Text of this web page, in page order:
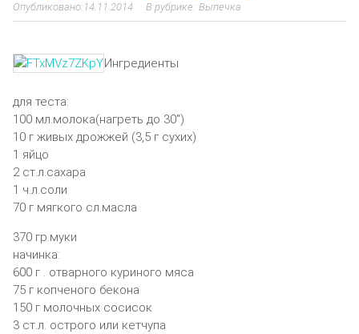
14.11.2014 Выпечка
Ингредиенты
для теста:
100 мл.молока(нагреть до 30″)
10 г живых дрожжей (3,5 г сухих)
1 яйцо
2 ст.л.сахара
1 ч.л.соли
70 г мягкого сл.масла
370 гр.муки
начинка:
600 г . отварного куриного мяса
75 г копченого бекона
150 г молочных сосисок
3 ст.л. острого или кетчупа